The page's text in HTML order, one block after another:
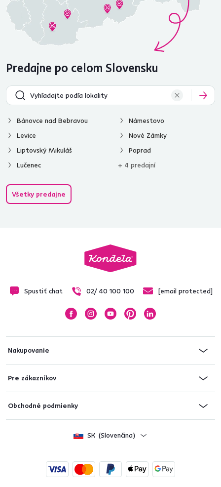
Predajne po celom Slovensku
Bánovce nad Bebravou
Levice
Liptovský Mikuláš
Lučenec
Námestovo
Nové Zámky
Poprad
+ 4 predajní
Všetky predajne
Spustiť chat 02/ 40 100 100 [email protected]
Nakupovanie
Pre zákazníkov
Obchodné podmienky
SK (Slovenčina)